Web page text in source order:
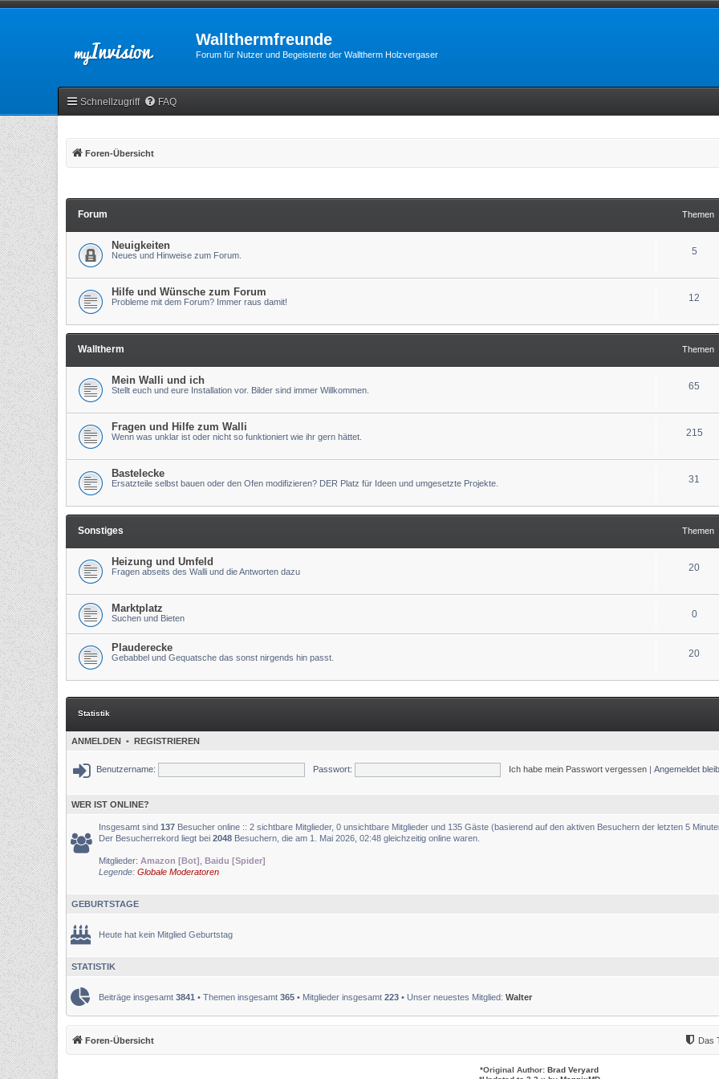
Wallthermfreunde
Forum für Nutzer und Begeisterte der Walltherm Holzvergaser
Schnellzugriff FAQ
Foren-Übersicht
Forum Themen
Neuigkeiten
Neues und Hinweise zum Forum. 5
Hilfe und Wünsche zum Forum
Probleme mit dem Forum? Immer raus damit! 12
Walltherm Themen
Mein Walli und ich
Stellt euch und eure Installation vor. Bilder sind immer Willkommen. 65
Fragen und Hilfe zum Walli
Wenn was unklar ist oder nicht so funktioniert wie ihr gern hättet. 215
Bastelecke
Ersatzteile selbst bauen oder den Ofen modifizieren? DER Platz für Ideen und umgesetzte Projekte. 31
Sonstiges Themen
Heizung und Umfeld
Fragen abseits des Walli und die Antworten dazu 20
Marktplatz
Suchen und Bieten 0
Plauderecke
Gebabbel und Gequatsche das sonst nirgends hin passt. 20
Statistik
ANMELDEN • REGISTRIEREN
Benutzername: Passwort: Ich habe mein Passwort vergessen | Angemeldet
WER IST ONLINE?
Insgesamt sind 137 Besucher online :: 2 sichtbare Mitglieder, 0 unsichtbare Mitglieder und 135 Gäste (basierend auf den aktiven Besuchern der letzten 5
Der Besucherrekord liegt bei 2048 Besuchern, die am 1. Mai 2026, 02:48 gleichzeitig online waren.
Mitglieder: Amazon [Bot] Baidu [Spider]
Legende: Globale Moderatoren
GEBURTSTAGE
Heute hat kein Mitglied Geburtstag
STATISTIK
Beiträge insgesamt 3841 • Themen insgesamt 365 • Mitglieder insgesamt 223 • Unser neuestes Mitglied: Walter
Foren-Übersicht Das
*Original Author: Brad Veryard